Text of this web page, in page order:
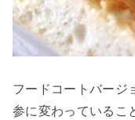
フードコートバージ
参に変わっているこ